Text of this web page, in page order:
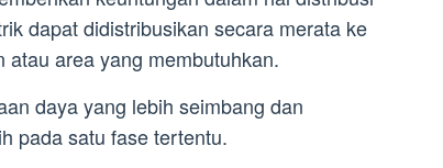
dapat didistribusikan secara merata ke
area yang membutuhkan.
daya yang lebih seimbang dan
pada satu fase tertentu.